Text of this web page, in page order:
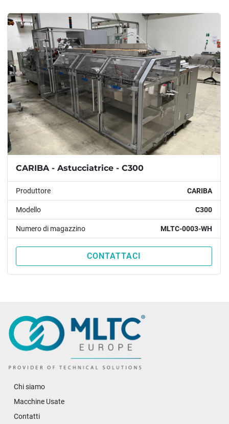
CARIBA - Astucciatrice - C300
Produttore CARIBA
Modello C300
Numero di magazzino MLTC-0003-WH
CONTATTACI
Chi siamo
Macchine Usate
Contatti